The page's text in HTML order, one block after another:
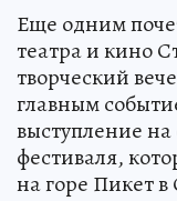
Еще одним
театра и кино
творческий
главным
выступление
фестиваля,
на горе Пикет в